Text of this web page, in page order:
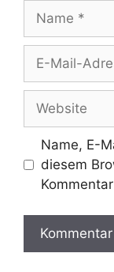
Name
Adresse
Website
Name, E-
diesem